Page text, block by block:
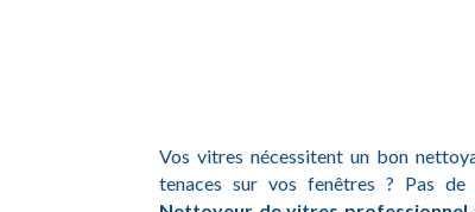
Vos vitres nécessitent un bon
tenaces sur vos fenêtres ? Pas de